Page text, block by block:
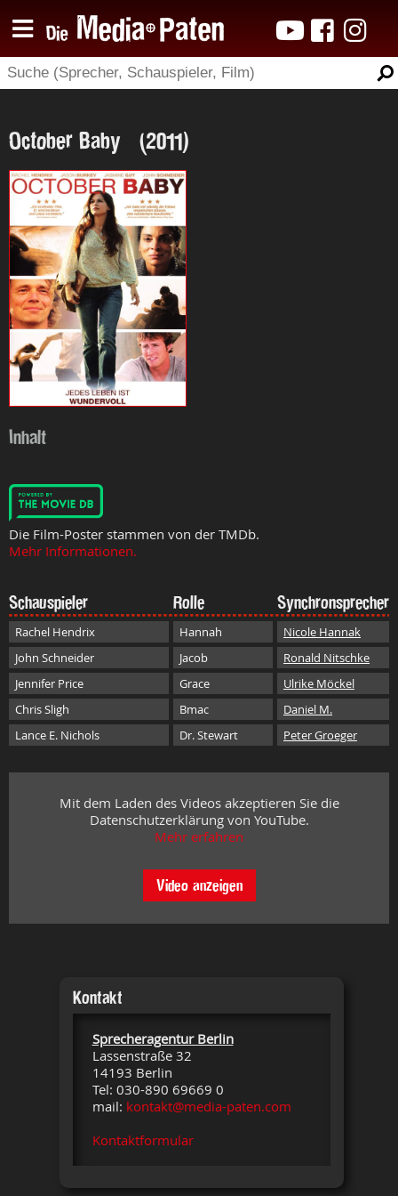
October Baby (2011)
Inhalt
Die Film-Poster stammen von der TMDb.
Mehr Informationen.
Schauspieler Rolle Synchronsprecher
Rachel Hendrix Hannah
Nicole Hannak
John Schneider
Jacob
Ronald Nitschke
Jennifer Price
Grace
Ulrike Möckel
Chris Sligh
Bmac
Daniel M.
Lance E. Nichols
Dr. Stewart Peter Groeger
Mit dem Laden des Videos akzeptieren Sie die
Datenschutzerklärung von YouTube.
Mehr erfahren
Video anzeigen
Kontakt
Sprecheragentur Berlin
Lassenstraße 32
14193 Berlin
Tel: 030-890 69669 0
mail: kontakt@media-paten.com
Kontaktformular